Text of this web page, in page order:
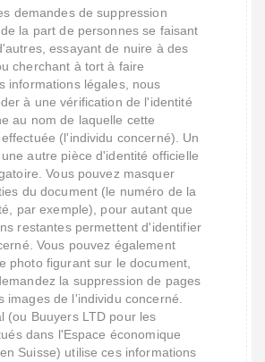
demandes de suppression
la part de personnes se faisant
essayant de nuire à des
cherchant à tort à faire
informations légales, nous
à une vérification de l'identité
au nom de laquelle cette
(l'individu concerné). Un
autre pièce d'identité officielle
Vous pouvez masquer
du document (le numéro de la
par exemple), pour autant que
restantes permettent d'identifier
Vous pouvez également
photo figurant sur le document,
la suppression de pages
images de l'individu concerné.
(ou Buuyers LTD pour les
dans l'Espace économique
Suisse) utilise ces informations